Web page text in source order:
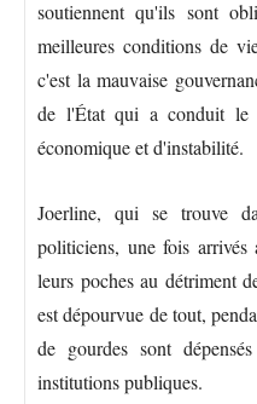
soutiennent qu'ils sont
meilleures conditions de
c'est la mauvaise
de l'État qui a conduit le
économique et d'instabilité.
Joerline, qui se trouve
politiciens, une fois
leurs poches au détriment
est dépourvue de tout,
de gourdes sont
institutions publiques.